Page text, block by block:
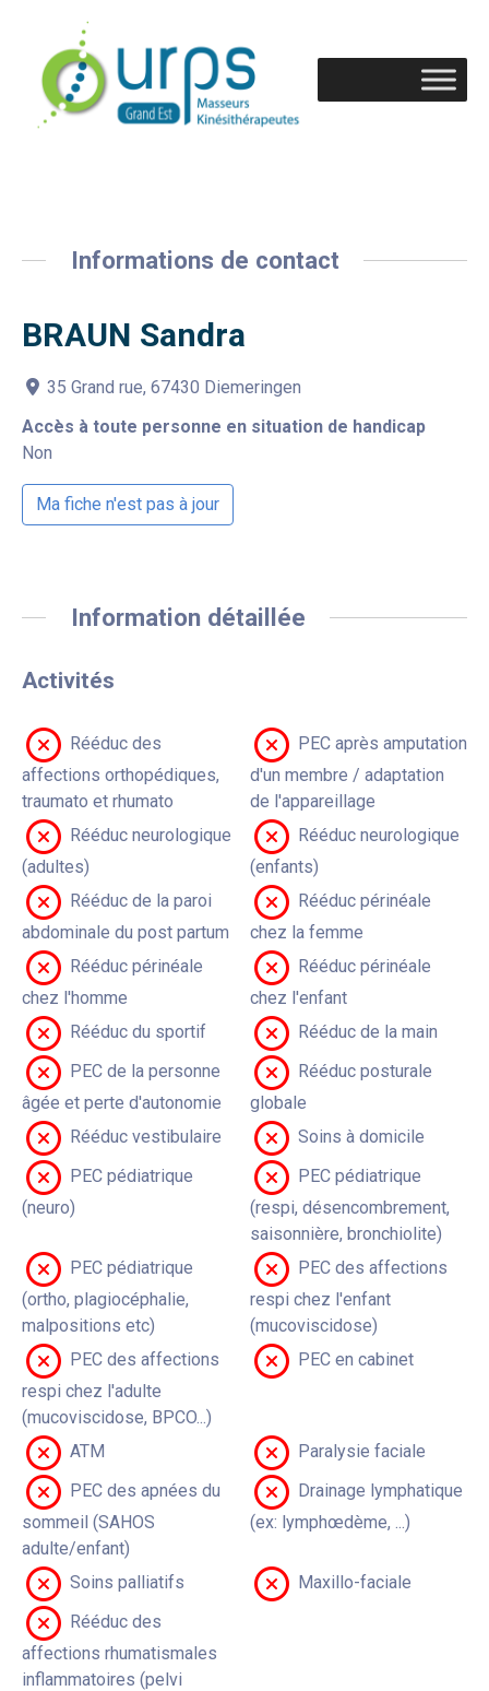
Informations de contact
BRAUN Sandra
35 Grand rue, 67430 Diemeringen
Accès à toute personne en situation de handicap
Non
Ma fiche n'est pas à jour
Information détaillée
Activités
Rééduc des
affections orthopédiques,
traumato et rhumato
PEC après amputation
d'un membre / adaptation
de l'appareillage
Rééduc neurologique
(adultes)
Rééduc neurologique
(enfants)
Rééduc de la paroi
abdominale du post partum
Rééduc périnéale
chez la femme
Rééduc périnéale
chez l'homme
Rééduc périnéale
chez l'enfant
Rééduc du sportif
Rééduc de la main
PEC de la personne
âgée et perte d'autonomie
Rééduc posturale
globale
Rééduc vestibulaire
Soins à domicile
PEC pédiatrique
(neuro)
PEC pédiatrique
(respi, désencombrement,
saisonnière, bronchiolite)
PEC pédiatrique
(ortho, plagiocéphalie,
malpositions etc)
PEC des affections
respi chez l'enfant
(mucoviscidose)
PEC des affections
respi chez l'adulte
(mucoviscidose, BPCO...)
PEC en cabinet
ATM
Paralysie faciale
PEC des apnées du
sommeil (SAHOS
adulte/enfant)
Drainage lymphatique
(ex: lymphœdème, ...)
Soins palliatifs
Maxillo-faciale
Rééduc des
affections rhumatismales
inflammatoires (pelvi